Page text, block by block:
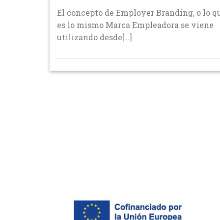
El concepto de Employer Branding, o lo
es lo mismo Marca Empleadora se viene
utilizando desde[…]